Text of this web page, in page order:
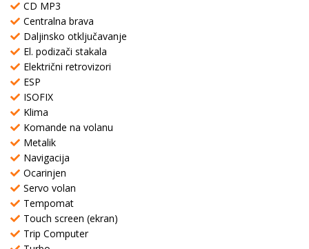
CD MP3
Centralna brava
Daljinsko otključavanje
El. podizači stakala
Električni retrovizori
ESP
ISOFIX
Klima
Komande na volanu
Metalik
Navigacija
Ocarinjen
Servo volan
Tempomat
Touch screen (ekran)
Trip Computer